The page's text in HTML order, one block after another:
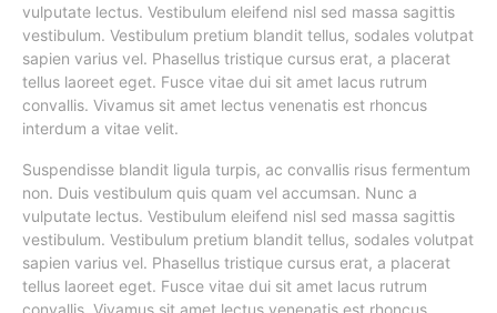
vulputate lectus. Vestibulum eleifend nisl sed massa sagittis
vestibulum. Vestibulum pretium blandit tellus, sodales volutpat
sapien varius vel. Phasellus tristique cursus erat, a placerat
tellus laoreet eget. Fusce vitae dui sit amet lacus rutrum
convallis. Vivamus sit amet lectus venenatis est rhoncus
interdum a vitae velit.
Suspendisse blandit ligula turpis, ac convallis risus fermentum
non. Duis vestibulum quis quam vel accumsan. Nunc a
vulputate lectus. Vestibulum eleifend nisl sed massa sagittis
vestibulum. Vestibulum pretium blandit tellus, sodales volutpat
sapien varius vel. Phasellus tristique cursus erat, a placerat
tellus laoreet eget. Fusce vitae dui sit amet lacus rutrum